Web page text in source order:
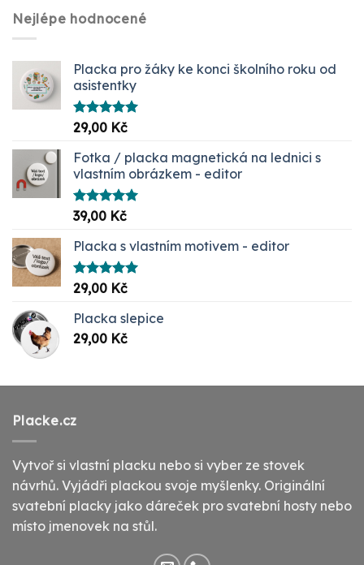
byla:
87,00 Kč.
Nejlépe hodnocené
Placka pro žáky ke konci školního roku od
asistentky
Hodnocení
5.00
29,00 Kč
Fotka / placka magnetická na lednici s
vlastním obrázkem - editor
Hodnocení
5.00
39,00 Kč
Placka s vlastním motivem - editor
Hodnocení
5.00
29,00 Kč
Placka slepice
29,00 Kč
Placke.cz
Vytvoř si vlastní placku nebo si vyber ze stovek
návrhů. Vyjádři plackou svoje myšlenky. Originální
svatební placky jako dáreček pro svatební hosty nebo
místo jmenovek na stůl.